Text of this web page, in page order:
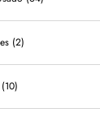
(2)
(10)